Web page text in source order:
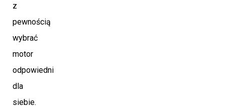
z
pewnością
wybrać
motor
odpowiedni
dla
siebie.